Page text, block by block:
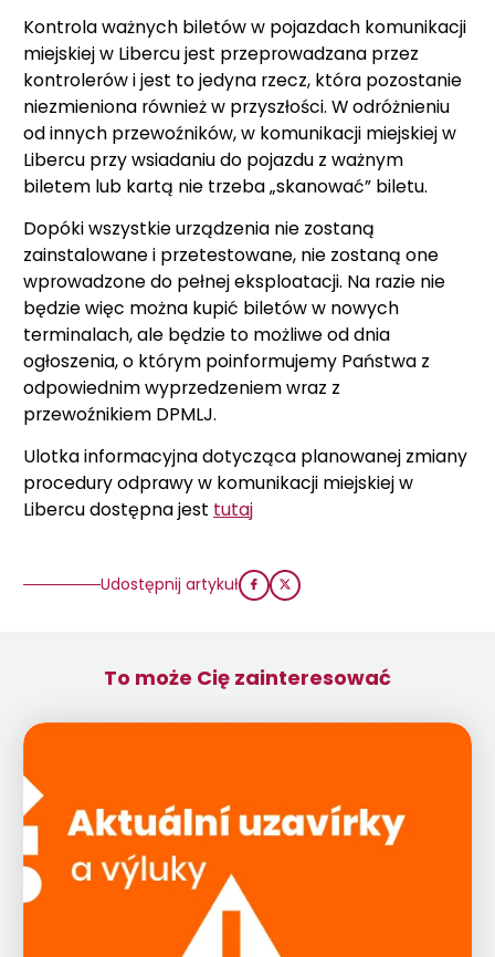
Kontrola ważnych biletów w pojazdach komunikacji
miejskiej w Libercu jest przeprowadzana przez
kontrolerów i jest to jedyna rzecz, która pozostanie
niezmieniona również w przyszłości. W odróżnieniu
od innych przewoźników, w komunikacji miejskiej w
Libercu przy wsiadaniu do pojazdu z ważnym
biletem lub kartą nie trzeba „skanować” biletu.
Dopóki wszystkie urządzenia nie zostaną
zainstalowane i przetestowane, nie zostaną one
wprowadzone do pełnej eksploatacji. Na razie nie
będzie więc można kupić biletów w nowych
terminalach, ale będzie to możliwe od dnia
ogłoszenia, o którym poinformujemy Państwa z
odpowiednim wyprzedzeniem wraz z
przewoźnikiem DPMLJ.
Ulotka informacyjna dotycząca planowanej zmiany
procedury odprawy w komunikacji miejskiej w
Libercu dostępna jest tutaj
Udostępnij artykuł
To może Cię zainteresować